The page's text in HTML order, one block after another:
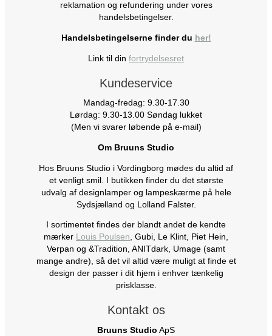
reklamation og refundering under vores
handelsbetingelser.
Handelsbetingelserne finder du her!
Link til din fortrydelsesret
Kundeservice
Mandag-fredag: 9.30-17.30
Lørdag: 9.30-13.00 Søndag lukket
(Men vi svarer løbende på e-mail)
Om Bruuns Studio
Hos Bruuns Studio i Vordingborg mødes du altid af
et venligt smil. I butikken finder du det største
udvalg af designlamper og lampeskærme på hele
Sydsjælland og Lolland Falster.
I sortimentet findes der blandt andet de kendte
mærker Louis Poulsen, Gubi, Le Klint, Piet Hein,
Verpan og &Tradition, ANITdark, Umage (samt
mange andre), så det vil altid være muligt at finde et
design der passer i dit hjem i enhver tænkelig
prisklasse.
Kontakt os
Bruuns Studio ApS